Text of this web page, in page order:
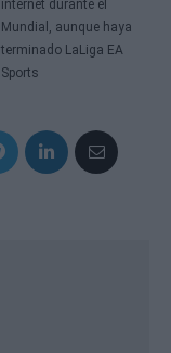
internet durante el
Mundial, aunque haya
terminado LaLiga EA
Sports